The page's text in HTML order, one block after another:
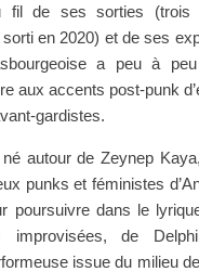
fil de ses sorties
en 2020) et de ses
a peu à
aux accents post-punk
gardistes.
autour de Zeynep
punks et féministes
poursuivre dans le
improvisées, de
issue du milieu